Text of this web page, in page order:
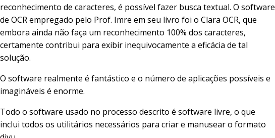
reconhecimento de caracteres, é possível fazer busca textual. O software
de OCR empregado pelo Prof. Imre em seu livro foi o Clara OCR, que
embora ainda não faça um reconhecimento 100% dos caracteres,
certamente contribui para exibir inequivocamente a eficácia de tal
solução.
O software realmente é fantástico e o número de aplicações possíveis e
imagináveis é enorme.
Todo o software usado no processo descrito é software livre, o que
inclui todos os utilitários necessários para criar e manusear o formato